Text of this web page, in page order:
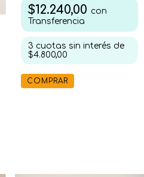
$12.240,00 con
Transferencia
3 cuotas sin interés de
$4.800,00
COMPRAR